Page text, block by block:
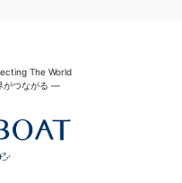
The World
がつながる ―